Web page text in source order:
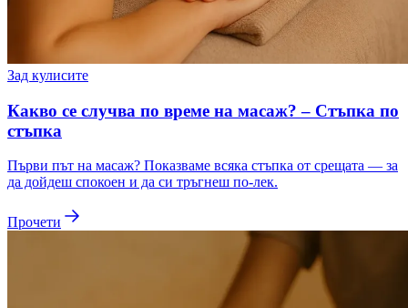
Зад кулисите
Какво се случва по време на масаж? – Стъпка по
стъпка
Първи път на масаж? Показваме всяка стъпка от срещата — за
да дойдеш спокоен и да си тръгнеш по-лек.
Прочети